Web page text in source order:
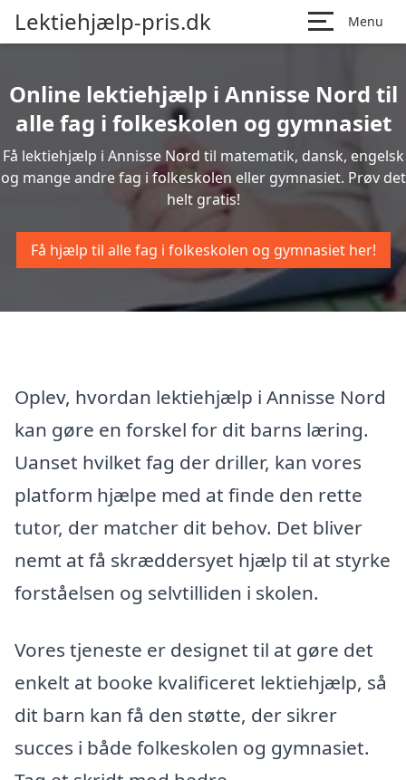
Lektiehjælp-pris.dk Menu
Online lektiehjælp i Annisse Nord til
alle fag i folkeskolen og gymnasiet
Få lektiehjælp i Annisse Nord til matematik, dansk, engelsk
og mange andre fag i folkeskolen eller gymnasiet. Prøv det
helt gratis!
Få hjælp til alle fag i folkeskolen og gymnasiet her!
Oplev, hvordan lektiehjælp i Annisse Nord
kan gøre en forskel for dit barns læring.
Uanset hvilket fag der driller, kan vores
platform hjælpe med at finde den rette
tutor, der matcher dit behov. Det bliver
nemt at få skræddersyet hjælp til at styrke
forståelsen og selvtilliden i skolen.
Vores tjeneste er designet til at gøre det
enkelt at booke kvalificeret lektiehjælp, så
dit barn kan få den støtte, der sikrer
succes i både folkeskolen og gymnasiet.